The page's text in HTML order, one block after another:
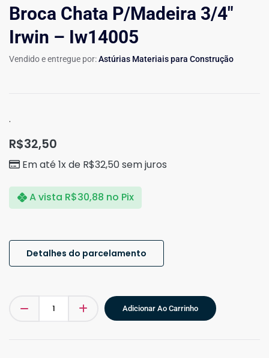
Broca Chata P/Madeira 3/4″
Irwin – Iw14005
Vendido e entregue por:Astúrias Materiais para Construção
.
R$32,50
Em até 1x de R$32,50sem juros
A vista R$30,88 no Pix
Detalhes do parcelamento
Adicionar Ao Carrinho